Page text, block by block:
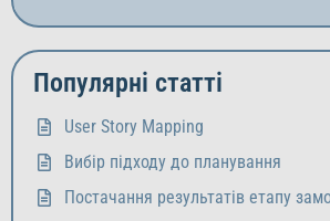
Популярні статті
User Story Mapping
Вибір підходу до планування
Постачання результатів етапу